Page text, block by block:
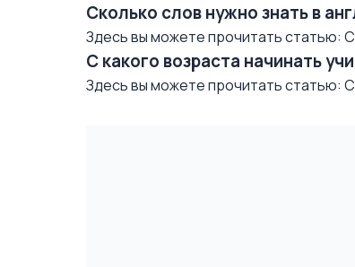
Сколько слов нужно знать в
Здесь вы можете прочитать статью:
С какого возраста начинать
Здесь вы можете прочитать статью: С